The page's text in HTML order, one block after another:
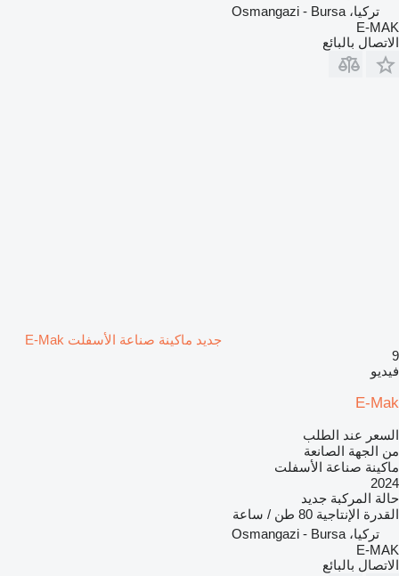
تركيا، Osmangazi - Bursa
E-MAK
الاتصال بالبائع
جديد ماكينة صناعة الأسفلت E-Mak
9
فيديو
E-Mak
السعر عند الطلب
من الجهة الصانعة
ماكينة صناعة الأسفلت
2024
حالة المركبة جديد
القدرة الإنتاجية 80 طن / ساعة
تركيا، Osmangazi - Bursa
E-MAK
الاتصال بالبائع